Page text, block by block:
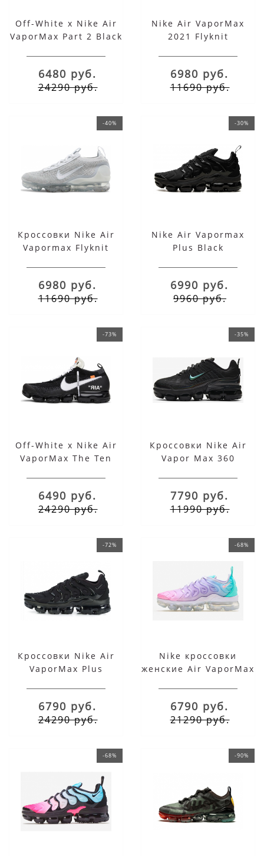
Off-White x Nike Air
VaporMax Part 2 Black
6480 руб.
24290 руб.
Nike Air VaporMax
2021 Flyknit
6980 руб.
11690 руб.
-40%
Кроссовки Nike Air
Vapormax Flyknit
6980 руб.
11690 руб.
-30%
Nike Air Vapormax
Plus Black
6990 руб.
9960 руб.
-73%
Off-White x Nike Air
VaporMax The Ten
6490 руб.
24290 руб.
-35%
Кроссовки Nike Air
Vapor Max 360
7790 руб.
11990 руб.
-72%
Кроссовки Nike Air
VaporMax Plus
6790 руб.
24290 руб.
-68%
Nike кроссовки
женские Air VaporMax
6790 руб.
21290 руб.
-68% -90%